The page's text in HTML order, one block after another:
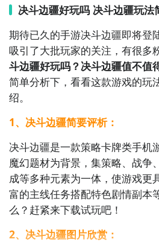
决斗边疆好玩吗 决斗边疆玩法
期待已久的手游决斗边疆即将登
吸引了大批玩家的关注，有很多
斗边疆好玩吗？决斗边疆值不值
简单分析下，看看这款游戏的玩
绍。
1、决斗边疆简要评析：
决斗边疆是一款策略卡牌类手机
魔幻题材为背景，集策略、战争
成等多种元素为一体，使游戏更
富的主线任务搭配特色剧情副本
么？赶紧来下载试玩吧！
2、决斗边疆图片欣赏：